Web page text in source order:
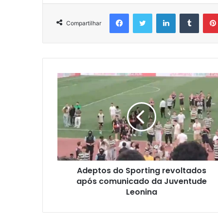
Compartilhar
FacebookTwitter Linkedin
Adeptos do Sporting revoltados
após comunicado da Juventude
Leonina